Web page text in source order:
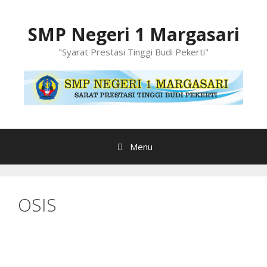
SMP Negeri 1 Margasari
"Syarat Prestasi Tinggi Budi Pekerti"
Menu
OSIS